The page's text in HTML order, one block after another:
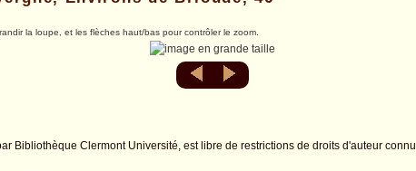
la loupe, et les flèches haut/bas pour contrôler le zoom.
Bibliothèque Clermont Université, est libre de restrictions de droits d'auteur